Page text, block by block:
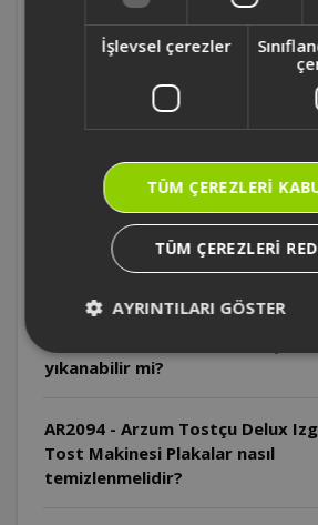
AR2094 - Arzum Tostçu Delux
Tost Makinesi İlk kullanımda
çıkabilir?
yüzeylerden uzak tutulmalıdır?
AR2094 - Arzum Tostçu Delux
Tost Makinesi Cihaz suya
AR2094 - Arzum Tostçu Delux
yıkanabilir mi?
AR2094 - Arzum Tostçu Delux
Tost Makinesi Plakalar nasıl
temizlenmelidir?
İşlevsel çerezler
TÜM ÇEREZLERI
TÜM ÇEREZLERI
AYRINTILARI GÖSTER